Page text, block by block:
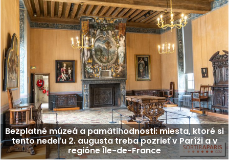
Bezplatné múzeá a pamätihodnosti: miesta, ktoré si
tento nedeľu 2. augusta treba pozrieť v Paríži a v
regióne Île-de-France